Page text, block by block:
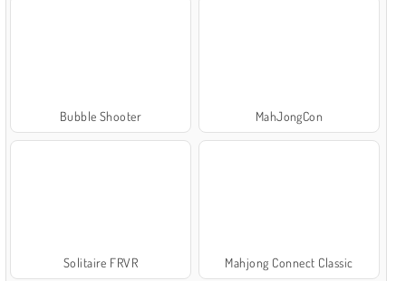
Bubble Shooter MahJongCon
Solitaire FRVR Mahjong Connect Classic